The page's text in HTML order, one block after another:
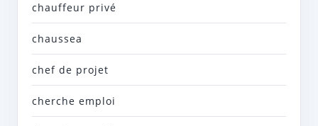
chauffeur privé
chaussea
chef de projet
cherche emploi